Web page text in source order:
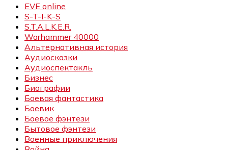
EVE online
S-T-I-K-S
S.T.A.L.K.E.R.
Warhammer 40000
Альтернативная история
Аудиосказки
Аудиоспектакль
Бизнес
Биографии
Боевая фантастика
Боевик
Боевое фэнтези
Бытовое фэнтези
Военные приключения